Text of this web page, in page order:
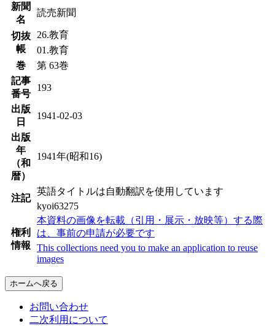
新聞
名
読売新聞
切抜
帳
26.教育
01.教育
巻
第 63巻
記事
番号
193
出版
日
1941-02-03
出版
年
（和
暦）
1941年(昭和16)
注記
英語タイトルは自動翻訳を使用しています
kyoi63275
権利
情報
本資料の画像を転載（引用・展示・放映等）する際
は、事前の申請が必要です
This collections need you to make an application to reuse
images
ホームへ戻る
お問い合わせ
二次利用について